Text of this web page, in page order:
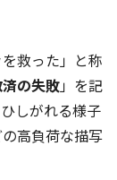
救った」と称
の失敗」を記
しがれる様子
高負荷な描写